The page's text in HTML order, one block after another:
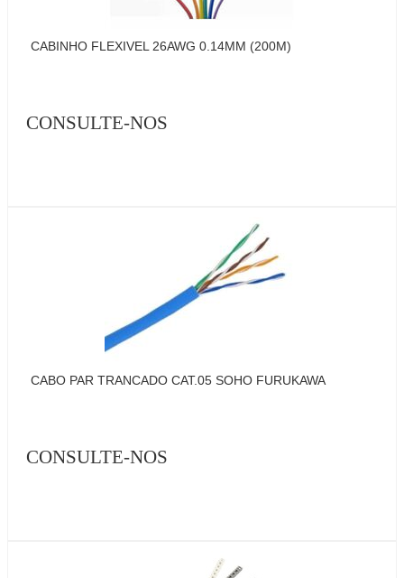
CABINHO FLEXIVEL 26AWG 0.14MM (200M)
CONSULTE-NOS
CABO PAR TRANCADO CAT.05 SOHO FURUKAWA
CONSULTE-NOS